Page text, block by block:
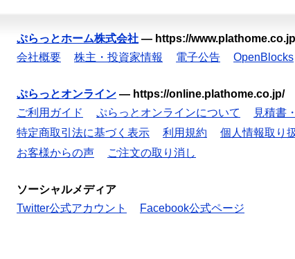
ぷらっとホーム株式会社 — https://
会社概要
株主・投資家情報 電子公告 OpenBlocks
ぷらっとオンライン — https://online.plathome.co.jp/
ご利用ガイド
ぷらっとオンラインについて 見積書
特定商取引法に基づく表示
利用規約 個人情報取り
お客様からの声
ご注文の取り消し
ソーシャルメディア
Twitter公式アカウント
Facebook公式ページ